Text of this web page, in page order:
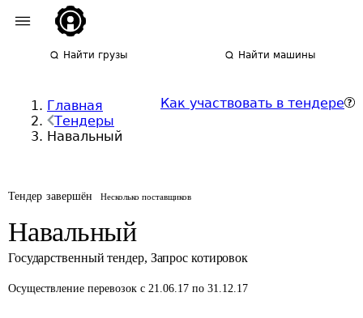
Найти грузы Найти машины
Главная
Тендеры
Навальный
Как участвовать в тендере
Тендер завершён Несколько поставщиков
Навальный
Государственный тендер, Запрос котировок
Осуществление перевозок с 21.06.17 по 31.12.17